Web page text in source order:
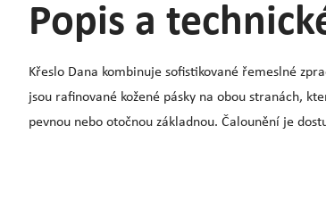
Popis a
Křeslo Dana kombinuje sofistikované řemeslné
jsou rafinované kožené pásky na obou stranách,
pevnou nebo otočnou základnou. Čalounění je